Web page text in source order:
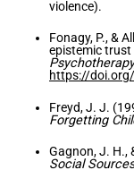
violence).
Fonagy, P., &
epistemic
https://
Freyd, J. J.
Forgetting
Gagnon, J. H.,
Social